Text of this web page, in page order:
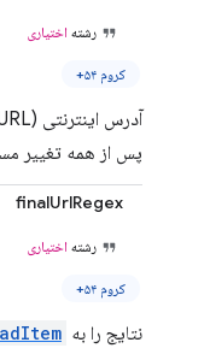
رشته اختیاری
کروم ۵۴+
پس از همه تغییر
finalUrlRegex
رشته اختیاری
کروم ۵۴+
نتایج را به